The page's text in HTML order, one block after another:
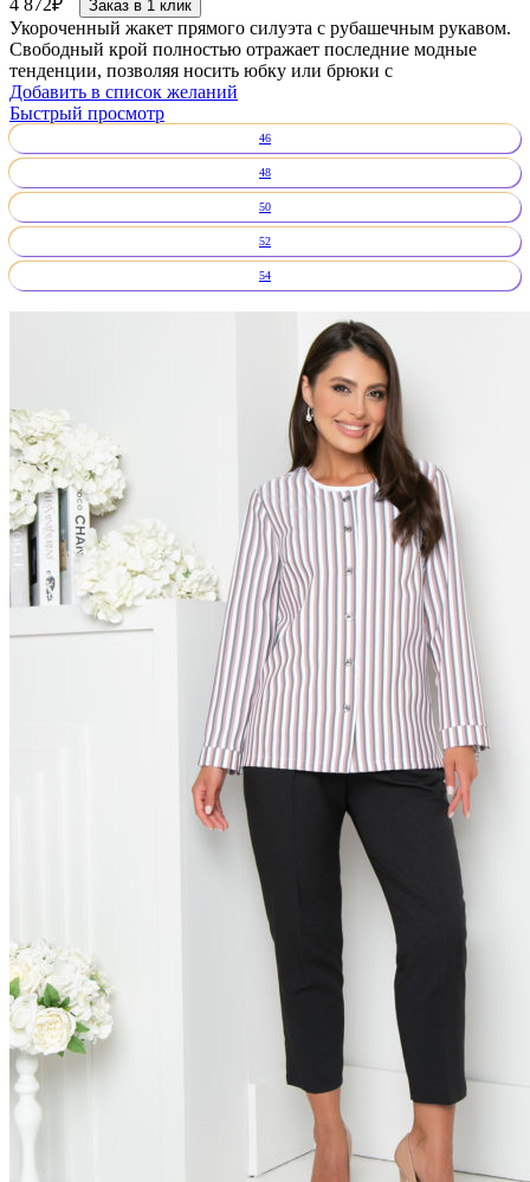
Заказ в 1 клик
Укороченный жакет прямого силуэта с рубашечным рукавом.
Свободный крой полностью отражает последние модные
тенденции, позволяя носить юбку или брюки с
Добавить в список желаний
Быстрый просмотр
46
48
50
52
54